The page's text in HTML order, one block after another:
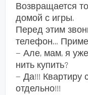
Возвращается
домой с игры.
Перед этим
телефон…
— Але, мам, я
нить купить?
— Да!!! Квартиру
отдельно!!!